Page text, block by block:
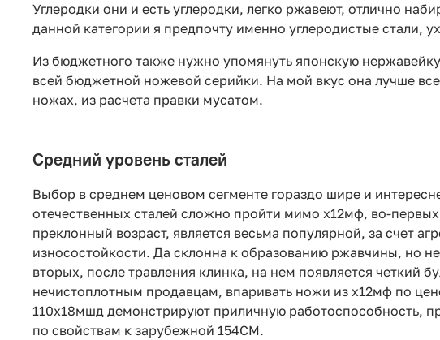
Углеродки они и есть углеродки, легко ржавеют, отлично
данной категории я предпочту именно углеродистые стали,
Из бюджетного также нужно упомянуть японскую
всей бюджетной ножевой серийки. На мой вкус она лучше
ножах, из расчета правки мусатом.
Средний уровень сталей
Выбор в среднем ценовом сегменте гораздо шире и
отечественных сталей сложно пройти мимо х12мф, во-
преклонный возраст, является весьма популярной, за счет
износостойкости. Да склонна к образованию ржавчины, но
вторых, после травления клинка, на нем появляется четкий
нечистоплотным продавцам, впаривать ножи из х12мф по
110х18мшд демонстрируют приличную работоспособность,
по свойствам к зарубежной 154СМ.